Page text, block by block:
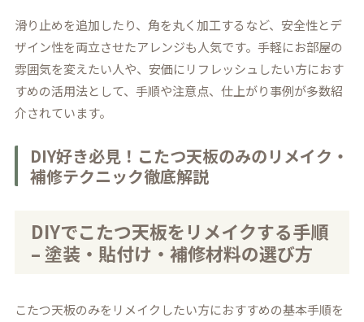
滑り止めを追加したり、角を丸く加工するなど、安全性とデ
ザイン性を両立させたアレンジも人気です。手軽にお部屋の
雰囲気を変えたい人や、安価にリフレッシュしたい方におす
すめの活用法として、手順や注意点、仕上がり事例が多数紹
介されています。
DIY好き必見！こたつ天板のみのリメイク・
補修テクニック徹底解説
DIYでこたつ天板をリメイクする手順
– 塗装・貼付け・補修材料の選び方
こたつ天板のみをリメイクしたい方におすすめの基本手順を